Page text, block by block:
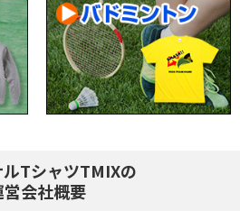
TシャツTMIXの
営会社概要